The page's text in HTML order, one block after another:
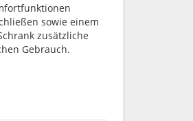
sowie einem
zusätzliche
Gebrauch.